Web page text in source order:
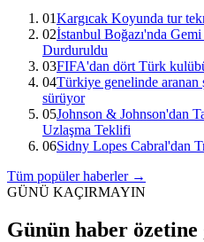
01Kargıcak Koyunda tur
02İstanbul Boğazı'nda
Durduruldu
03FIFA'dan dört Türk
04Türkiye genelinde aranan
sürüyor
05Johnson & Johnson'dan
Uzlaşma Teklifi
06Sidny Lopes Cabral'dan
Tüm popüler haberler →
GÜNÜ KAÇIRMAYIN
Günün haber özetine